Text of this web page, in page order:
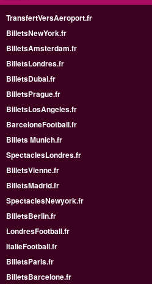
TransfertVersAeroport.fr
BilletsNewYork.fr
BilletsAmsterdam.fr
BilletsLondres.fr
BilletsDubai.fr
BilletsPrague.fr
BilletsLosAngeles.fr
BarceloneFootball.fr
Billets Munich.fr
SpectaclesLondres.fr
BilletsVienne.fr
BilletsMadrid.fr
SpectaclesNewyork.fr
BilletsBerlin.fr
LondresFootball.fr
ItalieFootball.fr
BilletsParis.fr
BilletsBarcelone.fr